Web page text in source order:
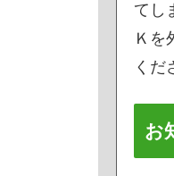
てし
Ｋを
くだ
お